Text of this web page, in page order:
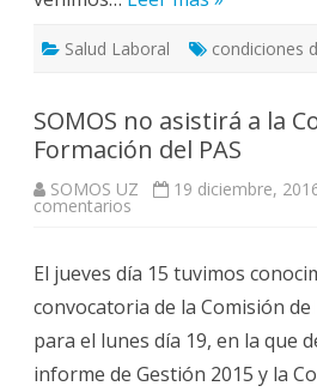
Salud Laboral condiciones
SOMOS no asistirá a la
Formación del PAS
SOMOS UZ 19 diciembre,
comentarios
a
la
Comisión
de
Formación
del
PAS
El jueves día 15 tuvimos
convocatoria de la Comisión de
para el lunes día 19, en la que
informe de Gestión 2015 y la